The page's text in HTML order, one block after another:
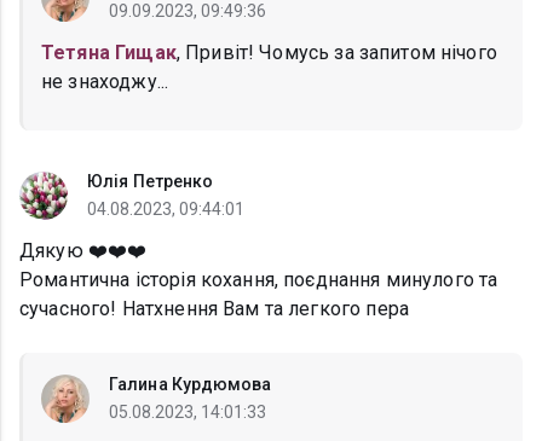
09.09.2023, 09:49:36
Тетяна Гищак, Привіт! Чомусь за запитом нічого
не знаходжу...
Юлія Петренко
04.08.2023, 09:44:01
Дякую ❤️❤️❤️
Романтична історія кохання, поєднання минулого та
сучасного! Натхнення Вам та легкого пера
Галина Курдюмова
05.08.2023, 14:01:33